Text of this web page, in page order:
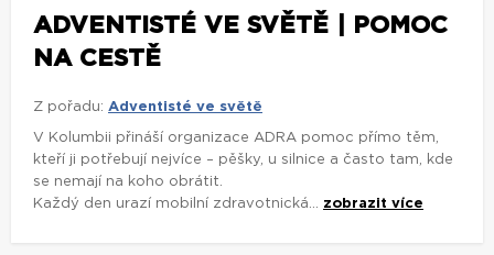
ADVENTISTÉ VE SVĚTĚ | POMOC
NA CESTĚ
Z pořadu: Adventisté ve světě
V Kolumbii přináší organizace ADRA pomoc přímo těm,
kteří ji potřebují nejvíce – pěšky, u silnice a často tam, kde
se nemají na koho obrátit.
Každý den urazí mobilní zdravotnická... zobrazit více